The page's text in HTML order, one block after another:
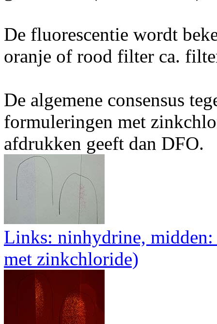
De fluorescentie wordt
oranje of rood filter ca.
De algemene consensus
formuleringen met
afdrukken geeft dan DFO.
Links: ninhydrine,
met zinkchloride)